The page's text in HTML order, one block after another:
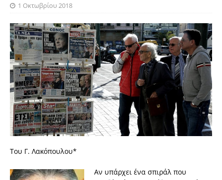
1 Οκτωβρίου 2018
Του Γ. Λακόπουλου*
Αν υπάρχει ένα σπιράλ που